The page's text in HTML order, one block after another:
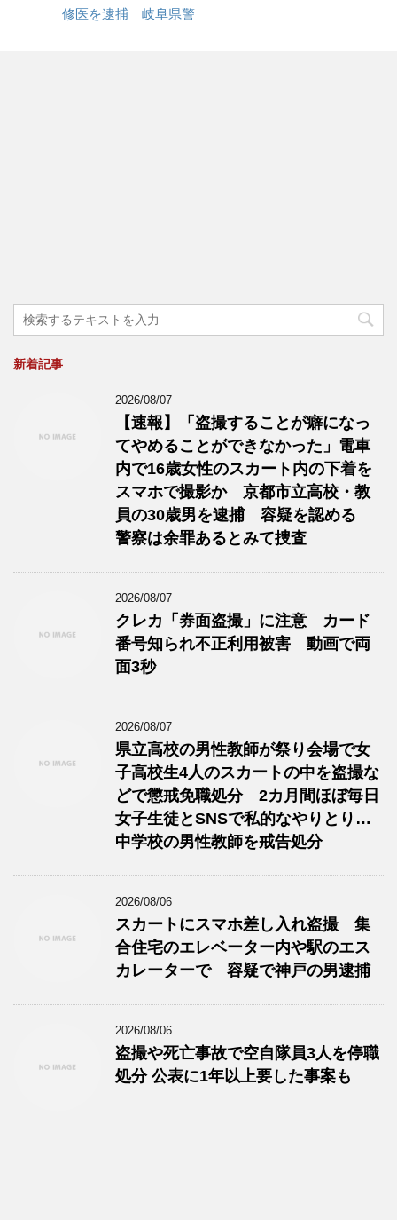
修医を逮捕 岐阜県警
新着記事
2026/08/07
【速報】「盗撮することが癖になっ
てやめることができなかった」電車
内で16歳女性のスカート内の下着を
スマホで撮影か 京都市立高校・教
員の30歳男を逮捕 容疑を認める
警察は余罪あるとみて捜査
2026/08/07
クレカ「券面盗撮」に注意 カード
番号知られ不正利用被害 動画で両
面3秒
2026/08/07
県立高校の男性教師が祭り会場で女
子高校生4人のスカートの中を盗撮な
どで懲戒免職処分 2カ月間ほぼ毎日
女子生徒とSNSで私的なやりとり…
中学校の男性教師を戒告処分
2026/08/06
スカートにスマホ差し入れ盗撮 集
合住宅のエレベーター内や駅のエス
カレーターで 容疑で神戸の男逮捕
2026/08/06
盗撮や死亡事故で空自隊員3人を停職
処分 公表に1年以上要した事案も